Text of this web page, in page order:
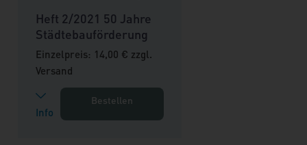
Heft 2/2021 50 Jahre
Städtebauförderung
Einzelpreis: 14,00 € zzgl.
Versand
Info
Bestellen